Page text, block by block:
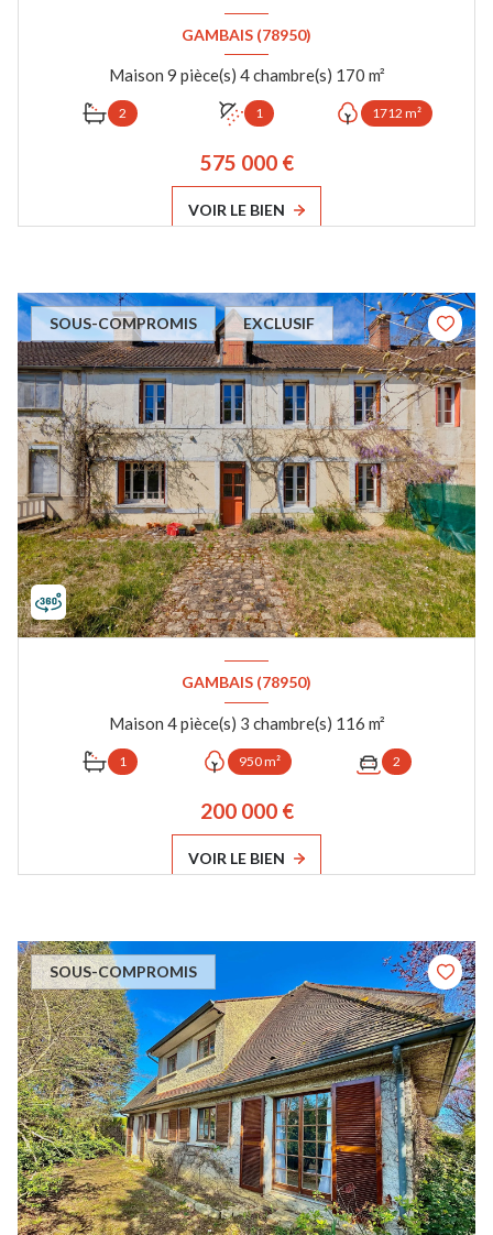
GAMBAIS (78950)
Maison 9 pièce(s) 4 chambre(s) 170 m²
2 1 1712 m²
575 000 €
VOIR LE BIEN
SOUS-COMPROMIS EXCLUSIF
GAMBAIS (78950)
Maison 4 pièce(s) 3 chambre(s) 116 m²
1 950 m² 2
200 000 €
VOIR LE BIEN
SOUS-COMPROMIS